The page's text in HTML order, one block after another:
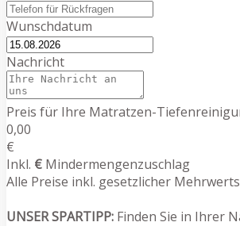
Wunschdatum
Nachricht
Preis für Ihre Matratzen-
0,00
€
Inkl. € Mindermengenzuschlag
Alle Preise inkl. gesetzlicher
UNSER SPARTIPP: Finden Sie in Ihrer